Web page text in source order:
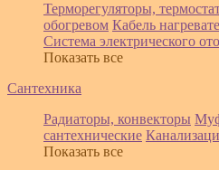
Терморегуляторы,
обогревом Кабель
Система электрического
Показать все
Сантехника
Радиаторы, конвекторы
сантехнические
Показать все